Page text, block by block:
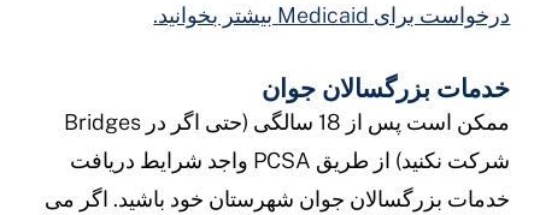
درخواست برای Medicaid بیشتر بخوانید.
خدمات بزرگسالان جوان
ممکن است پس از 18 سالگی (حتی اگر در Bridges
شرکت نکنید) از طریق PCSA واجد شرایط دریافت
خدمات بزرگسالان جوان شهرستان خود باشید. اگر می